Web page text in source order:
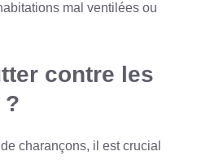
mal ventilées ou
contre les
?
charançons, il est crucial